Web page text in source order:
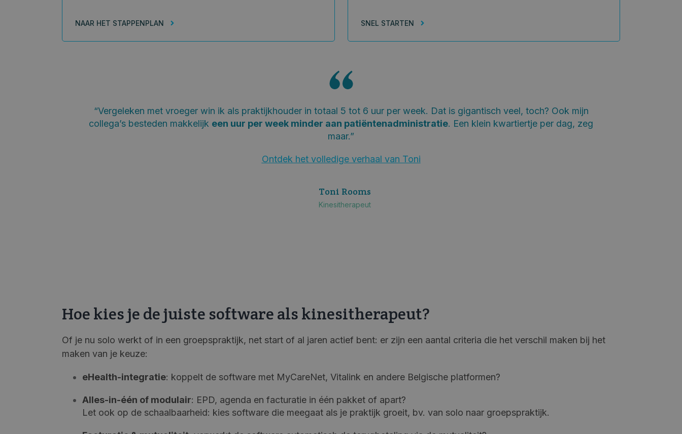
NAAR HET STAPPENPLAN SNEL STARTEN
“Vergeleken met vroeger win ik als praktijkhouder in totaal 5 tot 6 uur per week. Dat is gigantisch veel, toch? Ook mijn
collega’s besteden makkelijk een uur per week minder aan patiëntenadministratie. Een klein kwartiertje per dag, zeg
maar.”
Ontdek het volledige verhaal van Toni
Toni Rooms
Kinesitherapeut
Hoe kies je de juiste software als kinesitherapeut?
Of je nu solo werkt of in een groepspraktijk, net start of al jaren actief bent: er zijn een aantal criteria die het verschil maken bij het
maken van je keuze:
eHealth-integratie: koppelt de software met MyCareNet, Vitalink en andere Belgische platformen?
Alles-in-één of modulair: EPD, agenda en facturatie in één pakket of apart?
Let ook op de schaalbaarheid: kies software die meegaat als je praktijk groeit, bv. van solo naar groepspraktijk.